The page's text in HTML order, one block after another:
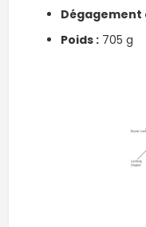
Dégagement
Poids : 705 g